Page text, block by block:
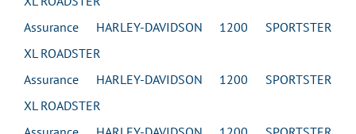
Assurance HARLEY-DAVIDSON 1200 SPORTSTER
XL ROADSTER
Assurance HARLEY-DAVIDSON 1200 SPORTSTER
XL ROADSTER